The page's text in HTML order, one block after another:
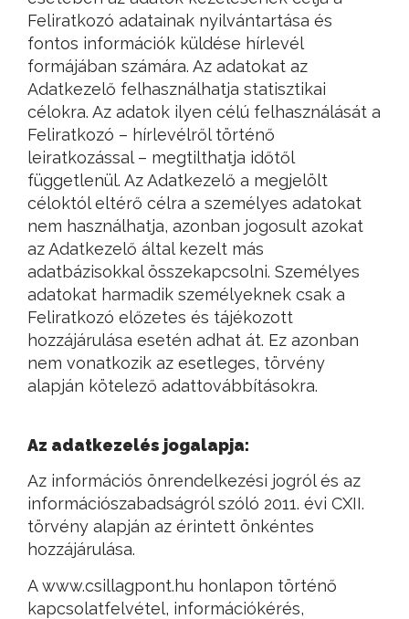
Feliratkozó adatainak nyilvántartása és
fontos információk küldése hírlevél
formájában számára. Az adatokat az
Adatkezelő felhasználhatja statisztikai
célokra. Az adatok ilyen célú felhasználását a
Feliratkozó – hírlevélről történő
leiratkozással – megtilthatja időtől
függetlenül. Az Adatkezelő a megjelölt
céloktól eltérő célra a személyes adatokat
nem használhatja, azonban jogosult azokat
az Adatkezelő által kezelt más
adatbázisokkal összekapcsolni. Személyes
adatokat harmadik személyeknek csak a
Feliratkozó előzetes és tájékozott
hozzájárulása esetén adhat át. Ez azonban
nem vonatkozik az esetleges, törvény
alapján kötelező adattovábbításokra.
Az adatkezelés jogalapja:
Az információs önrendelkezési jogról és az
információszabadságról szóló 2011. évi CXII.
törvény alapján az érintett önkéntes
hozzájárulása.
A www.csillagpont.hu honlapon történő
kapcsolatfelvétel, információkérés,